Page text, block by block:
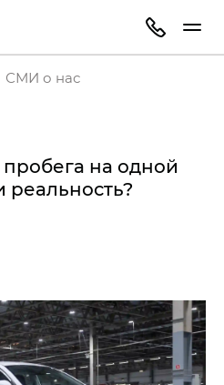
СМИ о нас
на одной